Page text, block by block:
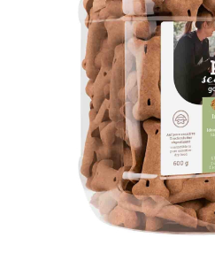
Semi-umede
Îngrijire Câini
Covorașe Igienice Câini
Șampoane Câini
Antiparazitare Câini
Vitamine Câini
Semi-umede
Îngrijire Pisici
Așternut Igienic Pisici
Antiparazitare Pisici
Vitamine Pisici
Perii & Piepteni Pisici